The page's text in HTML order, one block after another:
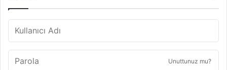
Unuttunuz mu?